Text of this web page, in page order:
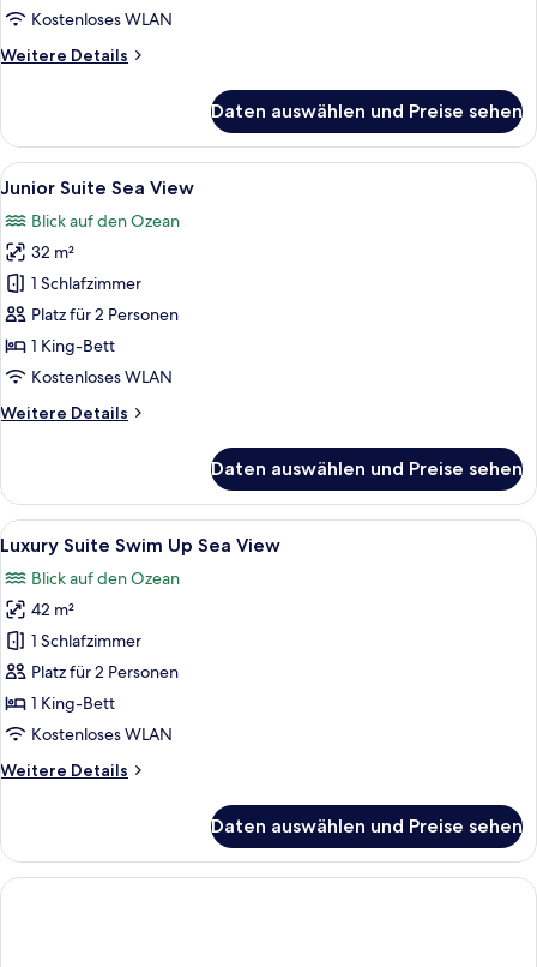
Kostenloses WLAN
Weitere Details
Weitere
eingeschränkter
Meerblick
Daten auswählen und Preise sehen
Alle
Fotos
für
Junior
Suite
Sea
View
anzeigen
Junior Suite Sea View | Ausblick vom
5
Junior Suite Sea View
Blick auf den Ozean
32 m²
1 Schlafzimmer
Platz für 2 Personen
1 King-Bett
Kostenloses WLAN
Weitere Details
Weitere
Suite
Sea
View
Daten auswählen und Preise sehen
Alle
Fotos
für
Luxury
Suite
Swim
Up
Sea
anzeigen
Luxury Suite Swim Up Sea View |
8
Luxury Suite Swim Up Sea View
Blick auf den Ozean
42 m²
1 Schlafzimmer
Platz für 2 Personen
1 King-Bett
Kostenloses WLAN
Weitere Details
Weitere
Suite
Swim
Up
Daten auswählen und Preise sehen